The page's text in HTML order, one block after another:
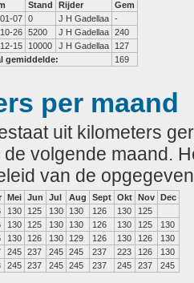
Stand Rijder
Gem
07 0 J H Gadellaa -
26 5200 J H Gadellaa 240
15
10000 J H Gadellaa
127
gemiddelde:
169
per maand
uit kilometers
volgende maand.
van de
Mei Jun Jul Aug Sept Okt Nov Dec
130 125 130 130 126 130
125
130 125 130 130 126 130 125
130
130 126 130 129 126 130 126
130
245 237 245 245 237 223 126
130
245 237 245 245 237 245 237 245